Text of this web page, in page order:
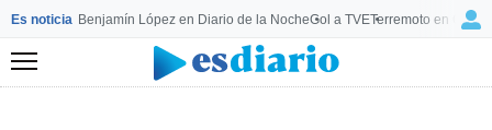
Es noticia Benjamín López en Diario de la NocheGol a TVETerremoto en
Menú